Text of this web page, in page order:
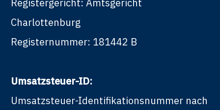
Registergericht: Amtsgericht
Charlottenburg
Registernummer: 181442 B
Umsatzsteuer-ID:
Umsatzsteuer-Identifikationsnummer nach